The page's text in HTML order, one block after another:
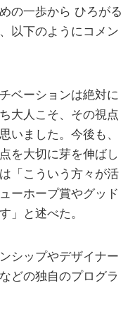
の一歩から ひろがる
以下のようにコメン
ベーションは絶対に
大人こそ、その視点
いました。今後も、
を大切に芽を伸ばし
「こういう方々が活
ーホープ賞やグッド
」と述べた。
シップやデザイナー
どの独自のプログラ